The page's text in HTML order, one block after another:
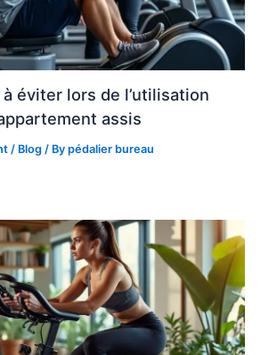
éviter lors de l’utilisation
assis
/ Blog / Bypédalier bureau